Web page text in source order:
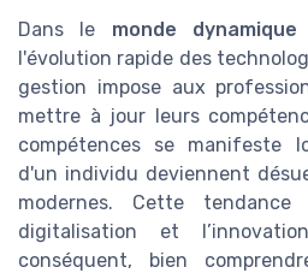
Dans le monde
l'évolution rapide des
gestion impose aux
mettre à jour leurs
compétences se manifeste
d'un individu deviennent
modernes. Cette
digitalisation et
conséquent, bien